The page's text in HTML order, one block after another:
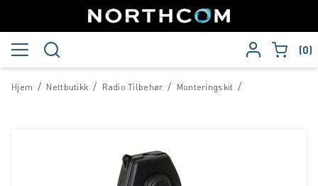
0
/
Hjem /
Nettbutikk /
Radio Tilbehør /
Monteringskit